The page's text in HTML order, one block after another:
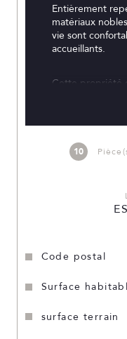
10
Caractéristiques Valeurs
Code postal
Surface
surface terrain
Entièrement
matériaux
vie sont
accueillants.
Cette propriété
à la fois calme